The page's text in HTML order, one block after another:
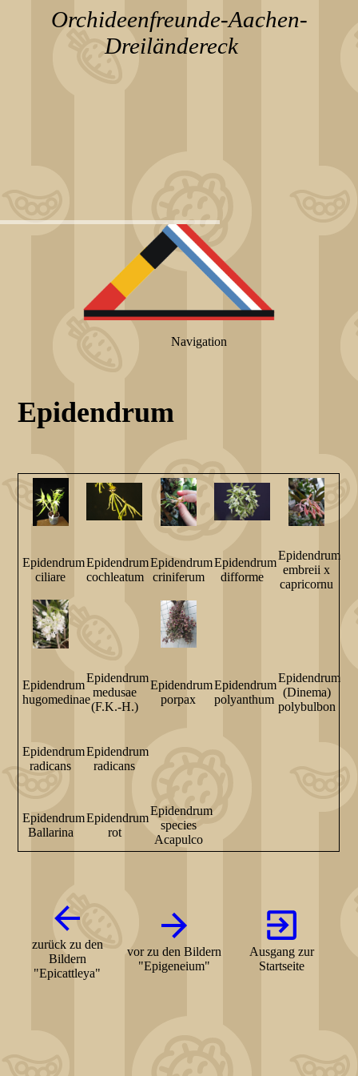
Orchideenfreunde-Aachen-
Dreiländereck
Navigation
Epidendrum
Epidendrum
ciliare
Epidendrum
cochleatum
Epidendrum
criniferum
Epidendrum
difforme
Epidendrum
embreii x
capricornu
Epidendrum
hugomedinae
Epidendrum
medusae
(F.K.-H.)
Epidendrum
porpax
Epidendrum
polyanthum
Epidendrum
(Dinema)
polybulbon
Epidendrum
radicans
Epidendrum
radicans
Epidendrum
Ballarina
Epidendrum
rot
Epidendrum
species
Acapulco
zurück zu den
Bildern
"Epicattleya"
vor zu den Bildern
"Epigeneium"
Ausgang zur
Startseite